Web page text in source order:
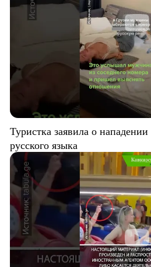
Туристка заявила о
русского языка